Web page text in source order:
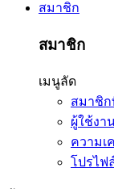
สมาชิก
สมาชิก
เมนูลัด
สมาชิก
ผู้ใช้งา
ความเ
โปรไฟ